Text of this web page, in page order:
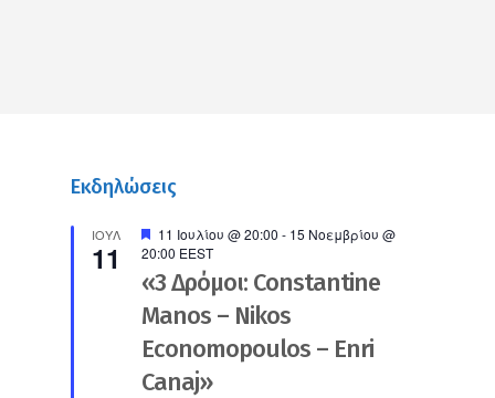
Εκδηλώσεις
ΙΟΎΛ
11
Προτεινόμενο
11 Ιουλίου @ 20:00 - 15 Νοεμβρίου @
20:00 EEST
«3 Δρόμοι: Constantine
Manos – Nikos
Economopoulos – Enri
Canaj»